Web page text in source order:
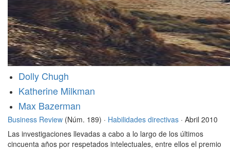
Dolly Chugh
Katherine Milkman
Max Bazerman
Business Review (Núm. 189) · Habilidades directivas · Abril 2010
Las investigaciones llevadas a cabo a lo largo de los últimos
cincuenta años por respetados intelectuales, entre ellos el premio